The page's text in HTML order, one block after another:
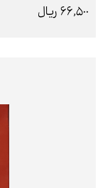
66,500 ريال